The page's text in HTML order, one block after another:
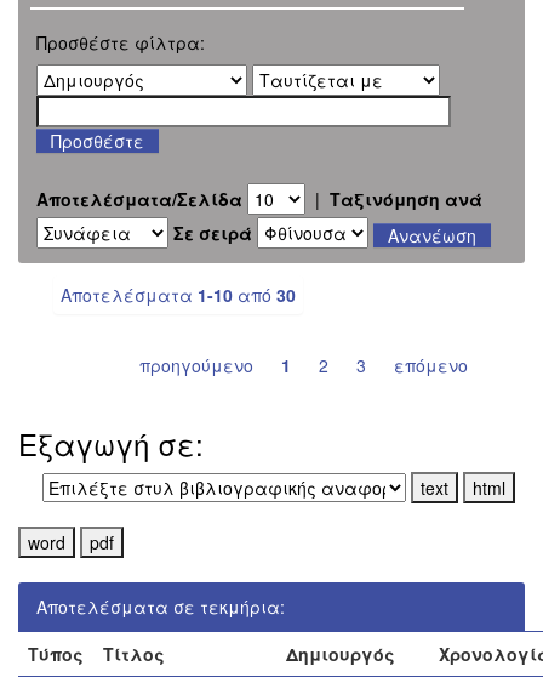
Προσθέστε φίλτρα:
Αποτελέσματα/Σελίδα | Ταξινόμηση ανά
Σε σειρά
Αποτελέσματα 1-10 από 30
προηγούμενο 1 2 3 επόμενο
Εξαγωγή σε:
Αποτελέσματα σε τεκμήρια:
Τύπος
Τίτλος Δημιουργός